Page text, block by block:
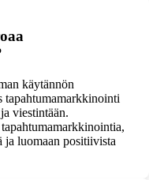
käytännön
tapahtumamarkkinointi
viestintään.
ja luomaan positiivista